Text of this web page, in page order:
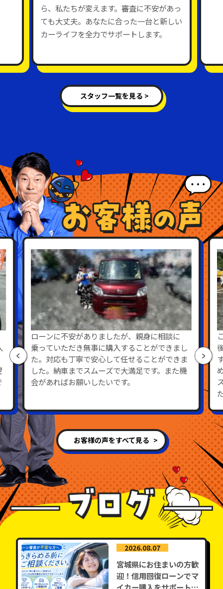
ら、私たちが変えます。審査に不安があっ
ても大丈夫。あなたに合った一台と新しい
カーライフを全力でサポートします。
スタッフ一覧を見る
ローンに不安がありましたが、親身に相談に
乗っていただき無事に購入することができまし
た。対応も丁寧で安心して任せることができま
した。納車までスムーズで大満足です。また機
会があればお願いしたいです。
お客様の声をすべて見る
2026.08.07
宮城県にお住まいの方歓
迎！信用回復ローンでマ